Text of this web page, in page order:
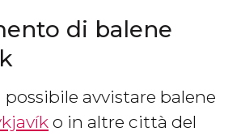
di balene
possibile avvistare balene
o in altre città del